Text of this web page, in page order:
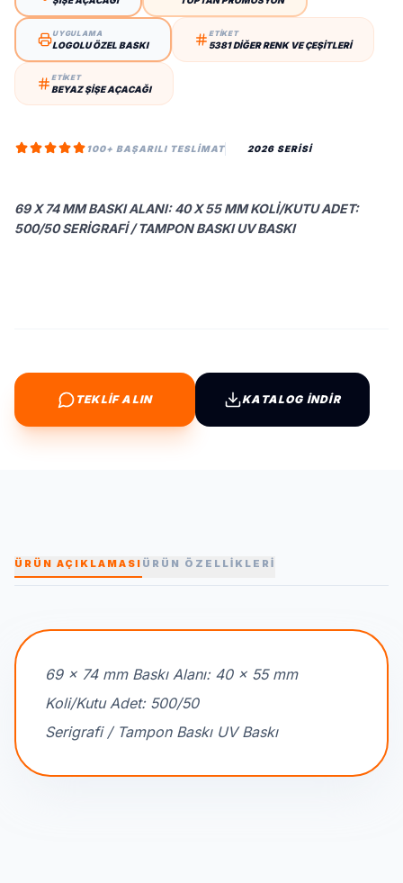
UYGULAMA
LOGOLU ÖZEL BASKI
ETİKET
5381 DIĞER RENK VE ÇEŞITLERI
ETİKET
BEYAZ ŞIŞE AÇACAĞI
100+ BAŞARILI TESLIMAT 2026 SERİSİ
69 X 74 MM BASKI ALANI: 40 X 55 MM KOLI/KUTU ADET:
500/50 SERIGRAFI / TAMPON BASKI UV BASKI
TEKLİF ALIN KATALOG İNDİR
ÜRÜN AÇIKLAMASI ÜRÜN ÖZELLİKLERİ
69 x 74 mm Baskı Alanı: 40 x 55 mm
Koli/Kutu Adet: 500/50
Serigrafi / Tampon Baskı UV Baskı